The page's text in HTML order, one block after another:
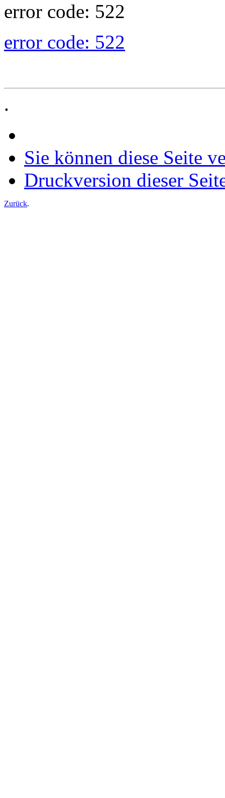
error code: 522
error code: 522
.
Sie können diese Seite
Druckversion dieser
Zurück.